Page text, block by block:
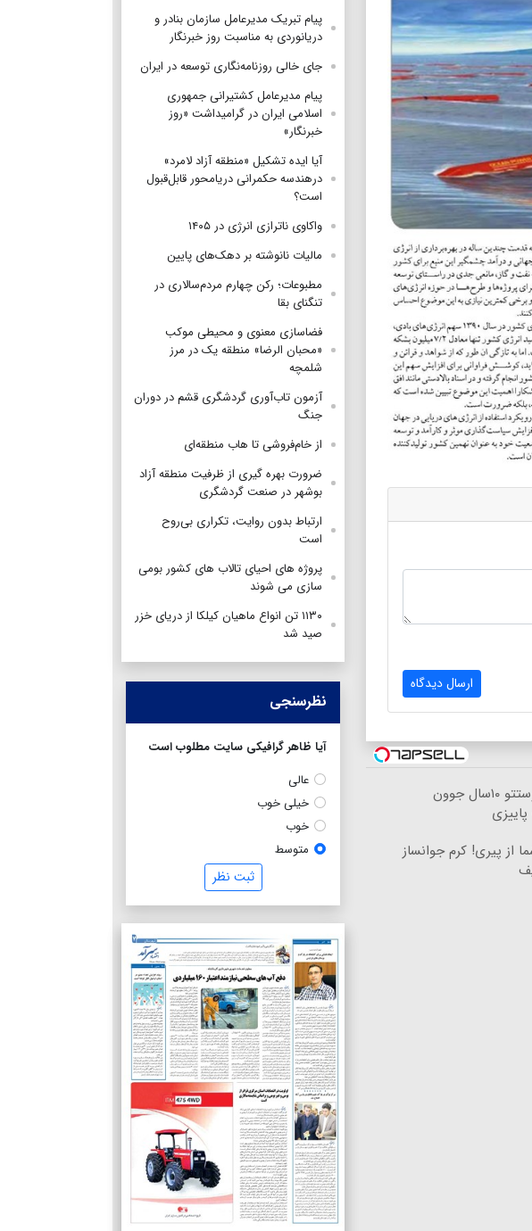
ارسال دیدگاه
بدون سوزن پوستتو ۱۰سال جوون
از پیری! کرم جوانساز
پیام تبریک مدیرعامل سازمان بنادر و
دریانوردی به مناسبت روز خبرنگار
جای خالی روزنامه‌نگاری توسعه در ایران
پیام مدیرعامل کشتیرانی جمهوری
اسلامی ایران در گرامیداشت «روز
خبرنگار»
آیا ایده تشکیل «منطقه آزاد لامرد»
درهندسه حکمرانی دریامحور قابل‌قبول
است؟
واکاوی ناترازی انرژی در ۱۴۰۵
مالیات نانوشته بر دهک‌های پایین
مطبوعات؛ رکن چهارم مردم‌سالاری در
تنگنای بقا
فضاسازی معنوی و محیطی موکب
«محبان الرضا» منطقه یک در مرز
شلمچه
آزمون تاب‌آوری گردشگری قشم در دوران
جنگ
از خام‌فروشی تا هاب منطقه‌ای
ضرورت بهره گیری از ظرفیت منطقه آزاد
بوشهر در صنعت گردشگری
ارتباط بدون روایت، تکراری بی‌روح
است
پروژه های احیای تالاب های کشور بومی
سازی می شوند
۱۱۳۰ تن انواع ماهیان کیلکا از دریای خزر
صید شد
نظرسنجی
آیا ظاهر گرافیکی سایت مطلوب است
عالی
خیلی خوب
خوب
متوسط
ثبت نظر